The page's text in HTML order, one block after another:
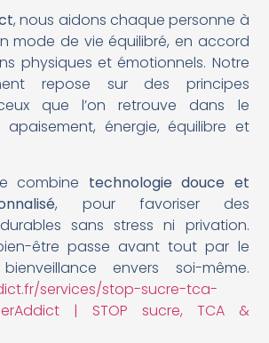
, nous aidons chaque personne à
mode de vie équilibré, en accord
physiques et émotionnels. Notre
repose sur des principes
que l’on retrouve dans le
énergie, équilibre et
combine technologie douce et
, pour favoriser des
sans stress ni privation.
être passe avant tout par le
envers soi-même.
services/stop-sucre-tca-
| STOP sucre, TCA &